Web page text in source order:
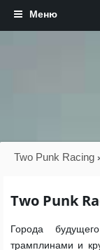
Two Punk Racing
Two Punk
Города
трамплинами и